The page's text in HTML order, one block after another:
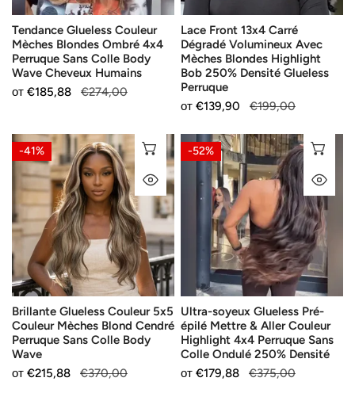
Sans
Colle
Body
Wave
Cheveux
Tendance Glueless Couleur
Mèches Blondes Ombré 4x4
Perruque Sans Colle Body
Wave Cheveux Humains
Продажна
от €185,88
Редовна
€274,00
Blondes
Highlight
Bob
250%
Densité
Glueless
Lace Front 13x4 Carré
Dégradé Volumineux Avec
Mèches Blondes Highlight
Bob 250% Densité Glueless
Perruque
Продажна
от €139,90
Редовна
€199,00
Brillante
Glueless
Couleur
Couleur
Mèches
Blond
Cendré
Perruque
Sans
Colle
Body
Wave
-41% ИЗБЕРЕТЕ ОПЦИИ
БЪРЗ ПОГЛЕД
Brillante Glueless Couleur 5x5
Couleur Mèches Blond Cendré
Perruque Sans Colle Body
Wave
Продажна
от €215,88
Редовна
€370,00
Ultra-
soyeux
Glueless
Pré-
Mettre
Couleur
Highlight
4x4
Perruque
Sans
-52%
Ultra-soyeux Glueless Pré-
épilé Mettre & Aller Couleur
Highlight 4x4 Perruque Sans
Colle Ondulé 250% Densité
Продажна
от €179,88
Редовна
€375,00